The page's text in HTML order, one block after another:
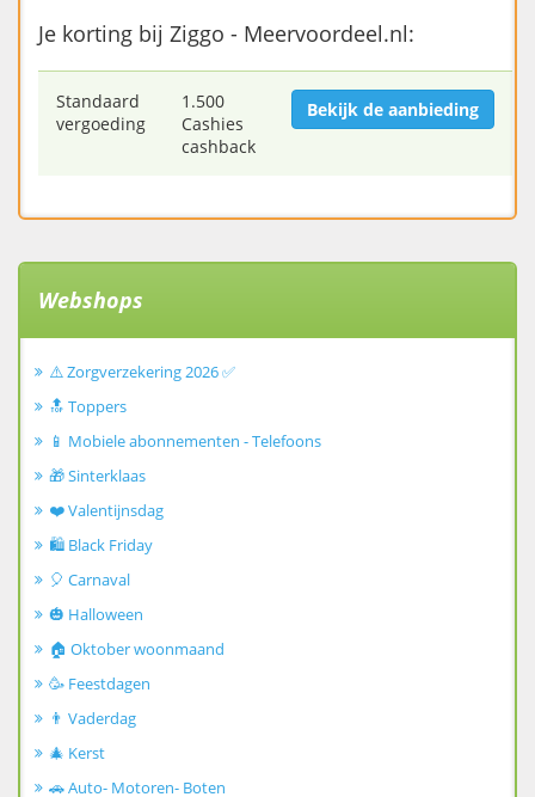
Je korting bij Ziggo - Meervoordeel.nl:
Standaard
vergoeding
1.500
Cashies
cashback
Bekijk de aanbieding
Webshops
⚠️ Zorgverzekering 2026 ✅
🔝 Toppers
📱 Mobiele abonnementen - Telefoons
🎁 Sinterklaas
❤️ Valentijnsdag
🛍️ Black Friday
🎈 Carnaval
🎃 Halloween
🏠 Oktober woonmaand
🥳 Feestdagen
👨 Vaderdag
🎄 Kerst
🚗 Auto- Motoren- Boten